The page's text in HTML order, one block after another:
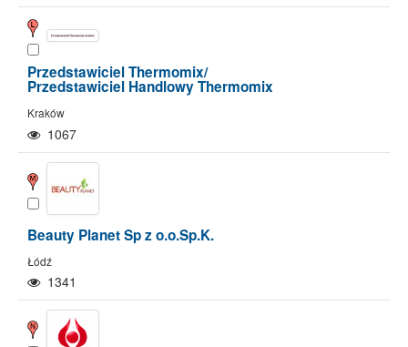
Przedstawiciel Thermomix/
Przedstawiciel Handlowy Thermomix
Kraków
1067
Beauty Planet Sp z o.o.Sp.K.
Łódź
1341